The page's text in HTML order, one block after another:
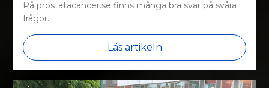
På prostatacancer.se finns många bra svar på svåra
frågor.
Läs artikeln